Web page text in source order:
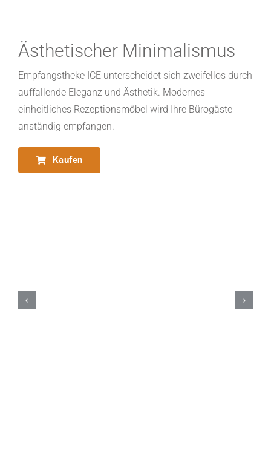
Ästhetischer Minimalismus
Empfangstheke ICE unterscheidet sich zweifellos durch
auffallende Eleganz und Ästhetik. Modernes
einheitliches Rezeptionsmöbel wird Ihre Bürogäste
anständig empfangen.
Kaufen